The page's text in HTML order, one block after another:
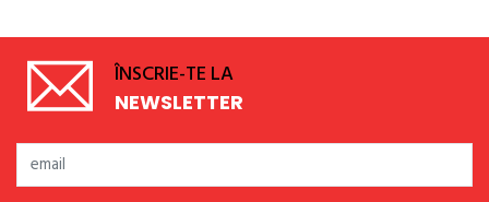
ÎNSCRIE-TE LA
NEWSLETTER